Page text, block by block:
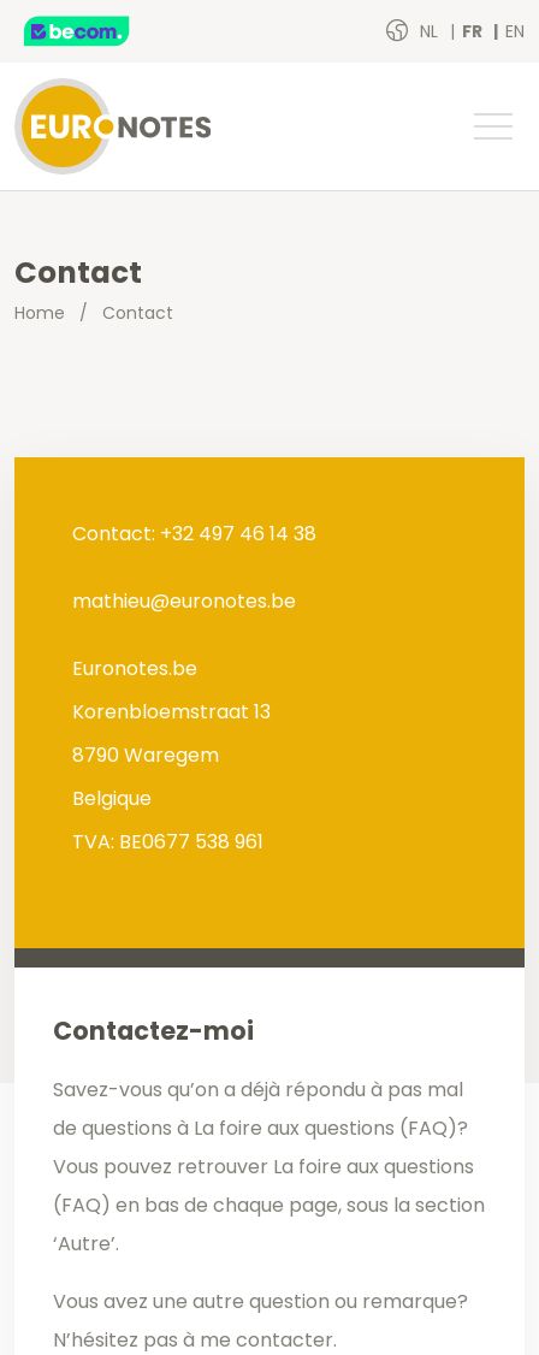
NL FR EN
Contact
Home / Contact
Contact: +32 497 46 14 38
mathieu@euronotes.be
Euronotes.be
Korenbloemstraat 13
8790 Waregem
Belgique
TVA: BE0677 538 961
Contactez-moi
Savez-vous qu’on a déjà répondu à pas mal
de questions à La foire aux questions (FAQ)?
Vous pouvez retrouver La foire aux questions
(FAQ) en bas de chaque page, sous la section
‘Autre’.
Vous avez une autre question ou remarque?
N’hésitez pas à me contacter.